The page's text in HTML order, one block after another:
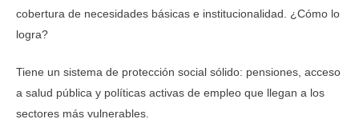
cobertura de necesidades básicas e institucionalidad. ¿Cómo lo
logra?
Tiene un sistema de protección social sólido: pensiones, acceso
a salud pública y políticas activas de empleo que llegan a los
sectores más vulnerables.